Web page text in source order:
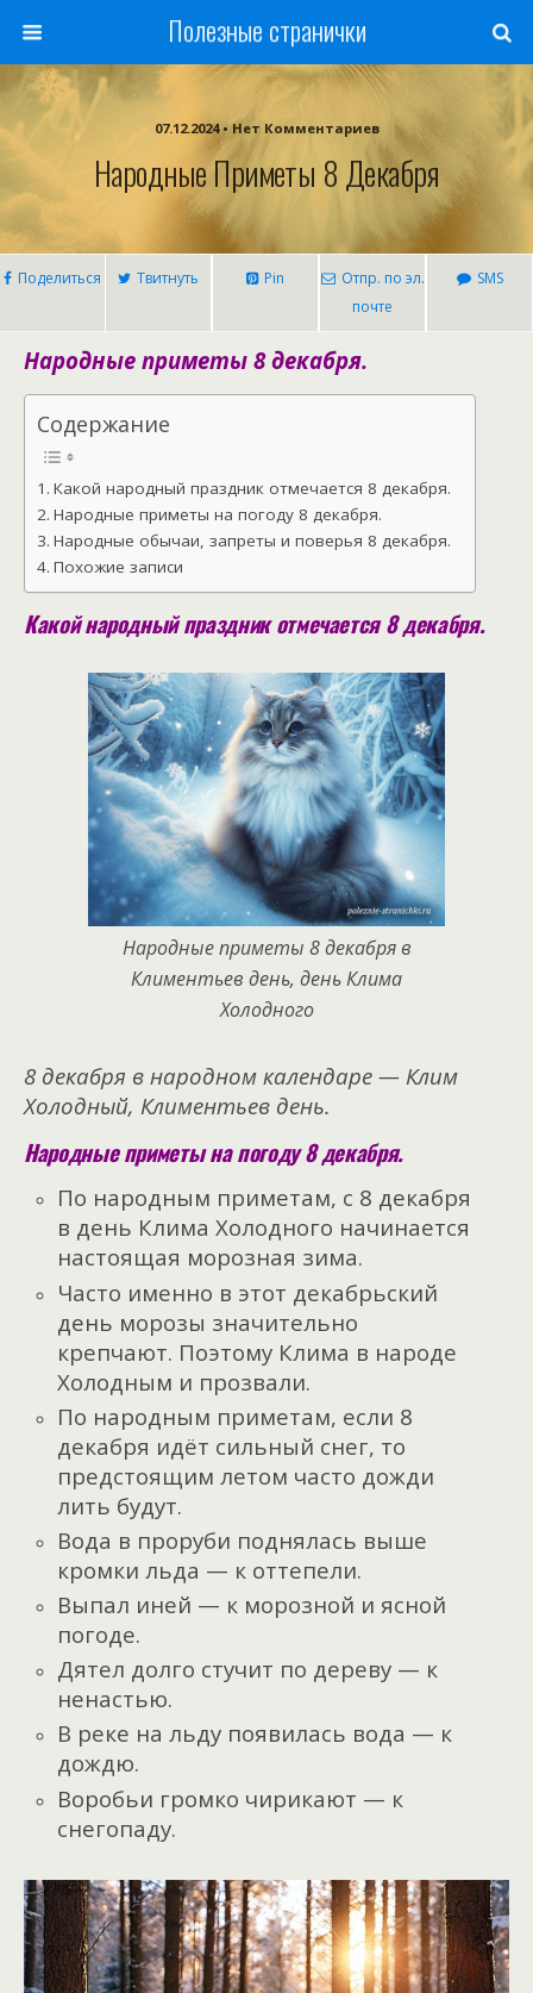
Полезные странички
07.12.2024 • Нет Комментариев
Народные Приметы 8 Декабря
Поделиться Твитнуть Pin
Отпр. по эл.
почте
SMS
Народные приметы 8 декабря.
Содержание
Какой народный праздник отмечается 8 декабря.
Народные приметы на погоду 8 декабря.
Народные обычаи, запреты и поверья 8 декабря.
Похожие записи
Какой народный праздник отмечается 8 декабря.
Народные приметы 8 декабря в
Климентьев день, день Клима
Холодного
8 декабря в народном календаре — Клим
Холодный, Климентьев день.
Народные приметы на погоду 8 декабря.
По народным приметам, с 8 декабря
в день Клима Холодного начинается
настоящая морозная зима.
Часто именно в этот декабрьский
день морозы значительно
крепчают. Поэтому Клима в народе
Холодным и прозвали.
По народным приметам, если 8
декабря идёт сильный снег, то
предстоящим летом часто дожди
лить будут.
Вода в проруби поднялась выше
кромки льда — к оттепели.
Выпал иней — к морозной и ясной
погоде.
Дятел долго стучит по дереву — к
ненастью.
В реке на льду появилась вода — к
дождю.
Воробьи громко чирикают — к
снегопаду.